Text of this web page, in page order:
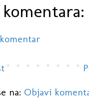
na: Objavi